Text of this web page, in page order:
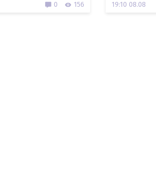
0 156 19:10 08.08